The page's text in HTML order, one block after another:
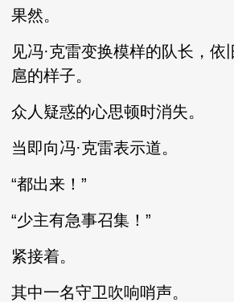
果然。
见冯·克雷变换模样的队长，依
扈的样子。
众人疑惑的心思顿时消失。
当即向冯·克雷表示道。
“都出来！”
“少主有急事召集！”
紧接着。
其中一名守卫吹响哨声。